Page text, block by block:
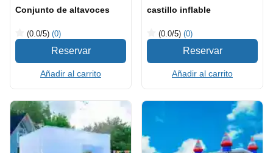
Conjunto de altavoces
(0.0/5) (0)
Añadir al carrito
castillo inflable
(0.0/5) (0)
Añadir al carrito